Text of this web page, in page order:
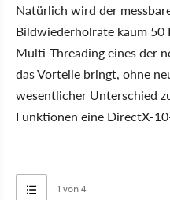
Natürlich wird der
Bildwiederholrate kaum
Multi-Threading eines der
das Vorteile bringt, ohne
wesentlicher Unterschied
Funktionen eine DirectX-
1 von 4